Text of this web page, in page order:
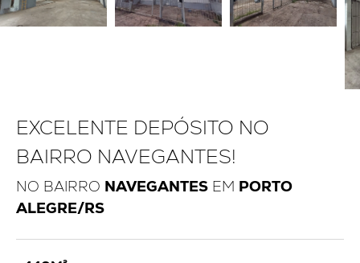
EXCELENTE DEPÓSITO NO
BAIRRO NAVEGANTES!
NO BAIRRO NAVEGANTES EM PORTO
ALEGRE/RS